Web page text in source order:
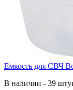
Емкость для СВЧ
В наличии - 39